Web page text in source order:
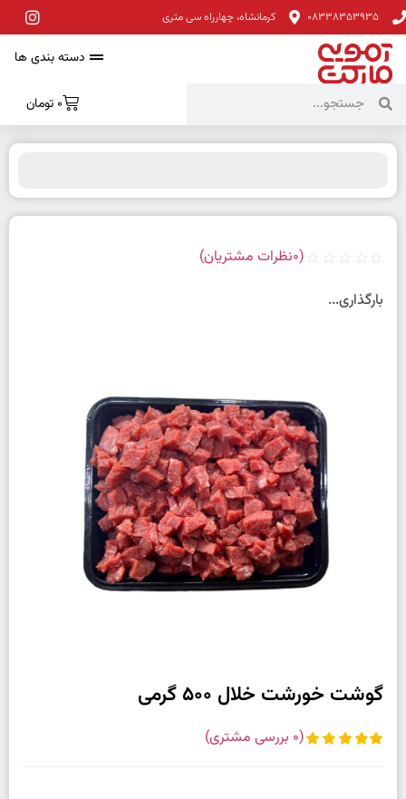
08338353935 کرمانشاه، چهارراه سی متری
دسته بندی ها
0 تومان
(
0نظرات مشتریان)
بارگذاری...
گوشت خورشت خلال 500 گرمی
(
0 بررسی مشتری)